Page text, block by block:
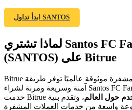
الإحالة
صديق لتحصل على مكافآت نقدية
Deposit CASHCAT & Win
ابدأ تداول SANTOS
لماذا تشتري Santos FC Fan Token
(SANTOS) على Bitrue
Bitrue هي منصة تبادل عملات مشفرة موثوقة عالميًا توفر طريقة
آمنة وسريعة ومرنة لشراء Santos FC Fan Token. منذ عام 2018،
خدمت Bitrue ، وتقدم بنية